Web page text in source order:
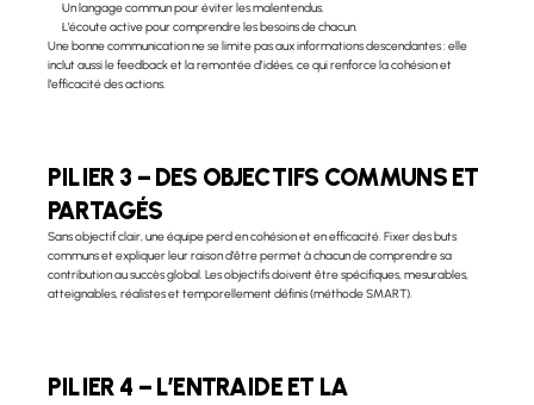
Un langage commun pour éviter les malentendus.
L’écoute active pour comprendre les besoins de chacun.
Une bonne communication ne se limite pas aux informations descendantes : elle
inclut aussi le feedback et la remontée d’idées, ce qui renforce la cohésion et
l’efficacité des actions.
PILIER 3 – DES OBJECTIFS COMMUNS ET
PARTAGÉS
Sans objectif clair, une équipe perd en cohésion et en efficacité. Fixer des buts
communs et expliquer leur raison d’être permet à chacun de comprendre sa
contribution au succès global. Les objectifs doivent être spécifiques, mesurables,
atteignables, réalistes et temporellement définis (méthode SMART).
PILIER 4 – L’ENTRAIDE ET LA